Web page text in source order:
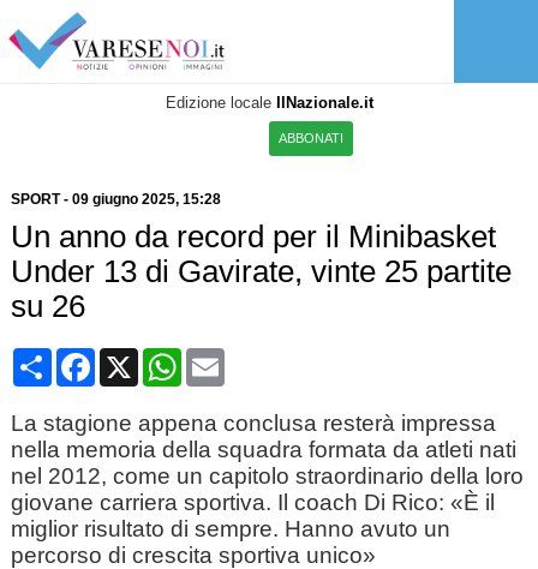
Edizione locale IlNazionale.it
ABBONATI
SPORT- 09 giugno 2025, 15:28
Un anno da record per il Minibasket
Under 13 di Gavirate, vinte 25 partite
su 26
CondividiFacebook
X WhatsApp
Email
La stagione appena conclusa resterà impressa
nella memoria della squadra formata da atleti nati
nel 2012, come un capitolo straordinario della loro
giovane carriera sportiva. Il coach Di Rico: «È il
miglior risultato di sempre. Hanno avuto un
percorso di crescita sportiva unico»